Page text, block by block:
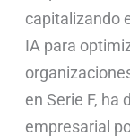
capitalizando
IA para
en Serie F, ha
empresarial